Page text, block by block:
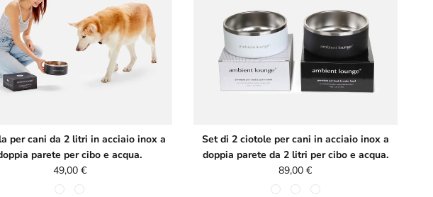
per cani da 2 litri in acciaio inox a
parete per cibo e acqua.
Prezzo normale
49,00 €
Set di 2 ciotole per cani in acciaio inox a
doppia parete da 2 litri per cibo e acqua.
Prezzo normale
89,00 €